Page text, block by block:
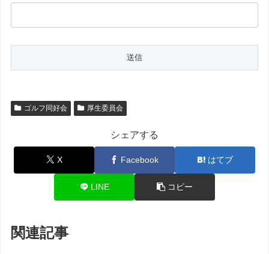
ゴルフ同好会 厚生委員会
シェアする
X Facebook はてブ
LINE コピー
関連記事